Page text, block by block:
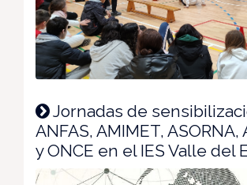
Jornadas de
ANFAS, AMIMET, ASORNA,
y ONCE en el IES Valle del